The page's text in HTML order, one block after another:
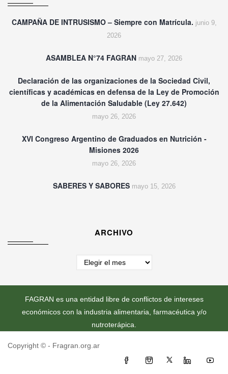
CAMPAÑA DE INTRUSISMO – Siempre con Matrícula. junio 9,
2026
ASAMBLEA N°74 FAGRAN mayo 27, 2026
Declaración de las organizaciones de la Sociedad Civil,
científicas y académicas en defensa de la Ley de Promoción
de la Alimentación Saludable (Ley 27.642)
mayo 26, 2026
XVI Congreso Argentino de Graduados en Nutrición -
Misiones 2026
mayo 26, 2026
SABERES Y SABORES mayo 15, 2026
ARCHIVO
Archivo
FAGRAN es una entidad libre de conflictos de intereses
económicos con la industria alimentaria, farmacéutica y/o
nutroterápica.
Copyright © - Fragran.org.ar